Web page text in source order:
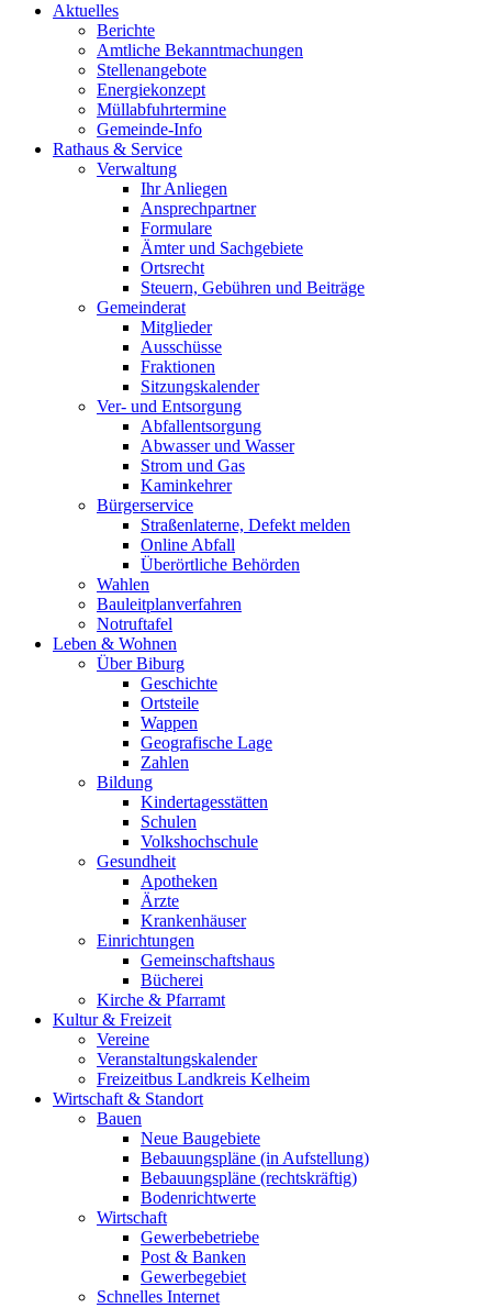
Aktuelles
Berichte
Amtliche Bekanntmachungen
Stellenangebote
Energiekonzept
Müllabfuhrtermine
Gemeinde-Info
Rathaus & Service
Verwaltung
Ihr Anliegen
Ansprechpartner
Formulare
Ämter und Sachgebiete
Ortsrecht
Steuern, Gebühren und Beiträge
Gemeinderat
Mitglieder
Ausschüsse
Fraktionen
Sitzungskalender
Ver- und Entsorgung
Abfallentsorgung
Abwasser und Wasser
Strom und Gas
Kaminkehrer
Bürgerservice
Straßenlaterne, Defekt melden
Online Abfall
Überörtliche Behörden
Wahlen
Bauleitplanverfahren
Notruftafel
Leben & Wohnen
Über Biburg
Geschichte
Ortsteile
Wappen
Geografische Lage
Zahlen
Bildung
Kindertagesstätten
Schulen
Volkshochschule
Gesundheit
Apotheken
Ärzte
Krankenhäuser
Einrichtungen
Gemeinschaftshaus
Bücherei
Kirche & Pfarramt
Kultur & Freizeit
Vereine
Veranstaltungskalender
Freizeitbus Landkreis Kelheim
Wirtschaft & Standort
Bauen
Neue Baugebiete
Bebauungspläne (in Aufstellung)
Bebauungspläne (rechtskräftig)
Bodenrichtwerte
Wirtschaft
Gewerbebetriebe
Post & Banken
Gewerbegebiet
Schnelles Internet